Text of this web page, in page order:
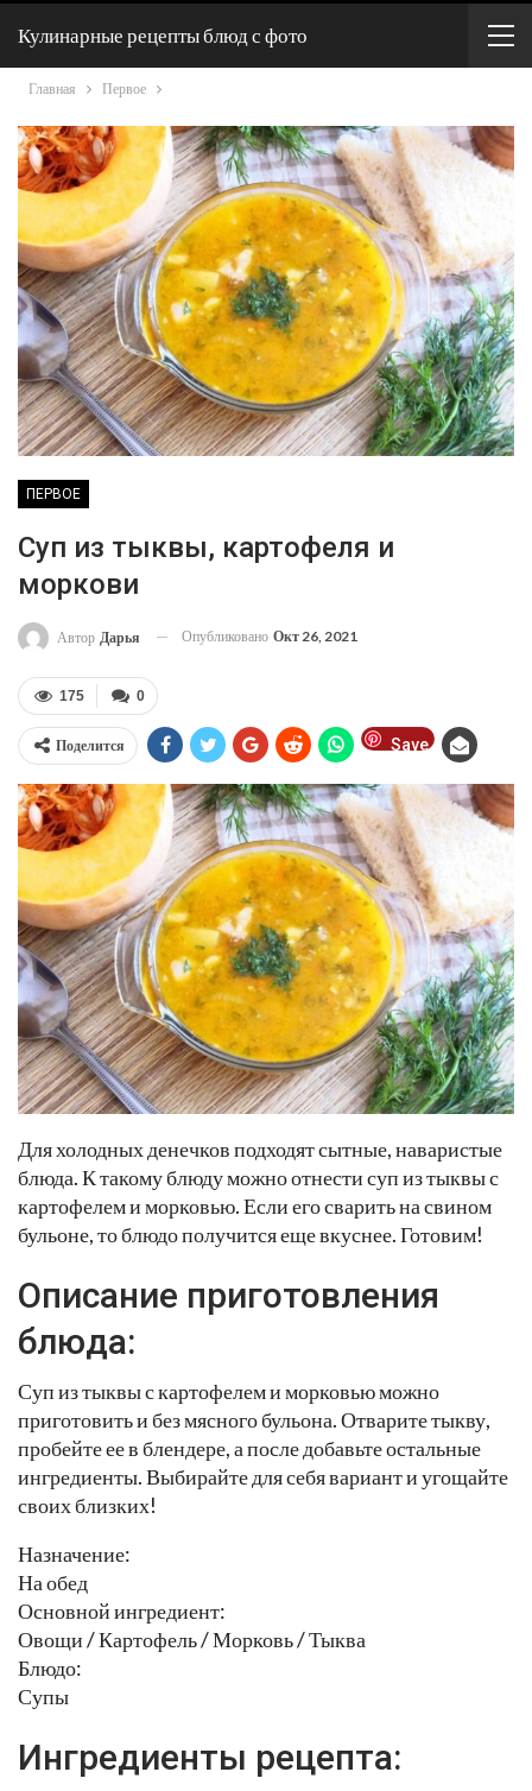
Кулинарные рецепты блюд с фото
Главная Первое
ПЕРВОЕ
Суп из тыквы, картофеля и
моркови
Автор Дарья Опубликовано Окт 26, 2021
0
175
Поделится Save
Для холодных денечков подходят сытные, наваристые
блюда. К такому блюду можно отнести суп из тыквы с
картофелем и морковью. Если его сварить на свином
бульоне, то блюдо получится еще вкуснее. Готовим!
Описание приготовления
блюда:
Суп из тыквы с картофелем и морковью можно
приготовить и без мясного бульона. Отварите тыкву,
пробейте ее в блендере, а после добавьте остальные
ингредиенты. Выбирайте для себя вариант и угощайте
своих близких!
Назначение:
На обед
Основной ингредиент:
Овощи / Картофель / Морковь / Тыква
Блюдо:
Супы
Ингредиенты рецепта: